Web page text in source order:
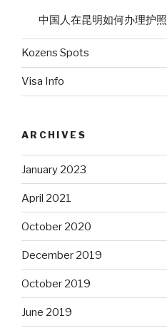
中国人在昆明如何办理护照
Kozens Spots
Visa Info
ARCHIVES
January 2023
April 2021
October 2020
December 2019
October 2019
June 2019